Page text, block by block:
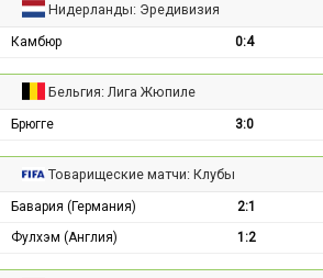
Нидерланды: Эредивизия
Камбюр 0:4
Бельгия: Лига Жюпиле
Брюгге 3:0
Товарищеские матчи: Клубы
Бавария (Германия) 2:1
Фулхэм (Англия)
1:2